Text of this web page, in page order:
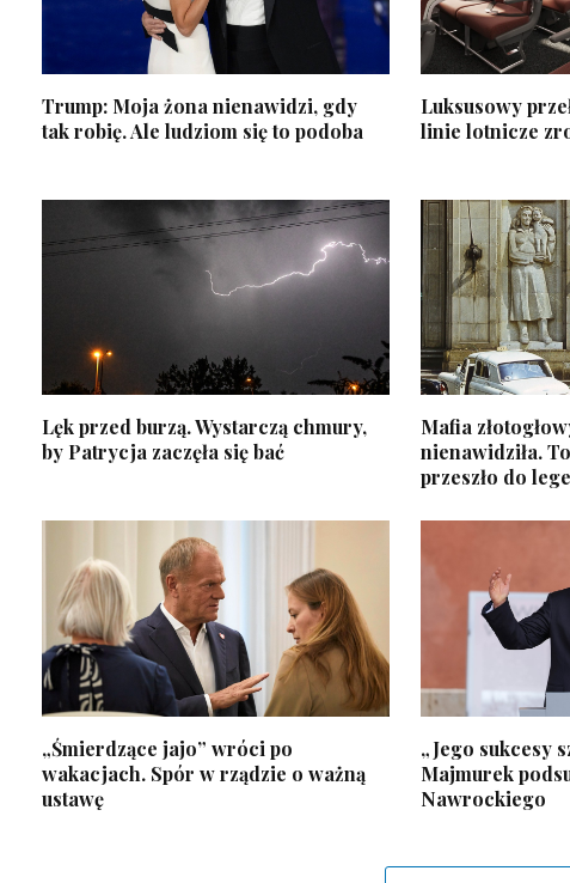
Trump: Moja żona nienawidzi, gdy
tak robię. Ale ludziom się to podoba
Luksusowy
linie lotnicze
Lęk przed burzą. Wystarczą chmury,
by Patrycja zaczęła się bać
Mafia
nienawidziła.
przeszło do
„Śmierdzące jajo” wróci po
wakacjach. Spór w rządzie o ważną
ustawę
„Jego sukcesy
Majmurek
Nawrockiego